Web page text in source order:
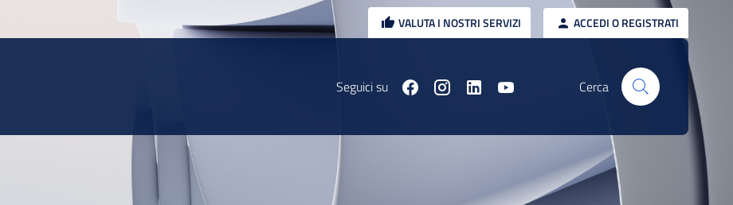
VALUTA I NOSTRI SERVIZI ACCEDI O REGISTRATI
Seguici su Cerca